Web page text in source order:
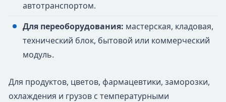
автотранспортом.
Для переоборудования: мастерская, кладовая,
технический блок, бытовой или коммерческий
модуль.
Для продуктов, цветов, фармацевтики, заморозки,
охлаждения и грузов с температурными